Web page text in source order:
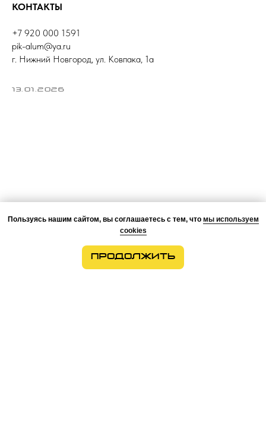
КОНТАКТЫ
+7 920 000 1591
pik-alum@ya.ru
г. Нижний Новгород, ул. Ковпака, 1а
13.01.2026
Пользуясь нашим сайтом, вы соглашаетесь с тем, что мы используем
cookies
ПРОДОЛЖИТЬ